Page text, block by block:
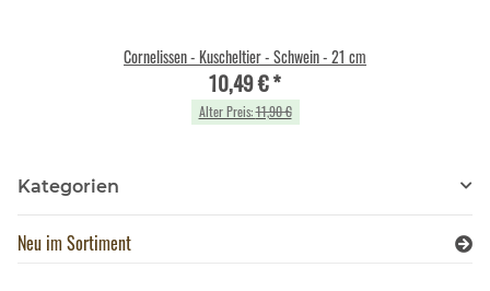
Cornelissen - Kuscheltier - Schwein - 21 cm
10,49 €*
Alter Preis:11,90 €
Kategorien
Neu im Sortiment